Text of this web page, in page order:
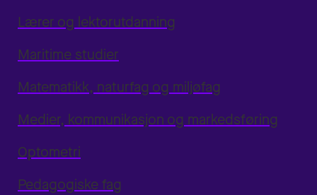
Lærer og lektorutdanning
Maritime studier
Matematikk, naturfag og miljøfag
Medier, kommunikasjon og markedsføring
Optometri
Pedagogiske fag